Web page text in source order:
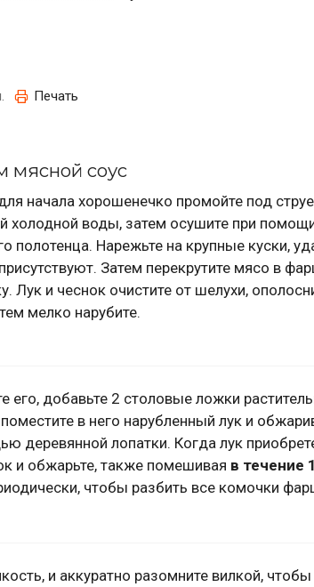
Печать
мясной соус
начала хорошенечко промойте под
холодной воды, затем осушите при
полотенца. Нарежьте на крупные куски,
Затем перекрутите мясо в
Лук и чеснок очистите от шелухи,
мелко нарубите.
его, добавьте 2 столовые ложки
в него нарубленный лук и
деревянной лопатки. Когда лук
и обжарьте, также помешивая в течение
чтобы разбить все комочки
и аккуратно разомните вилкой, чтобы